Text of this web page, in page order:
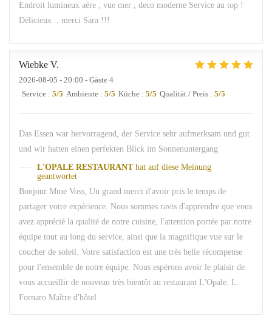
Endroit lumineux aére , vue mer , deco moderne Service au top !
Délicieux .. merci Sara !!!
Wiebke V
2026-08-05 - 20:00 - Gäste 4
Service : 5/5 Ambiente : 5/5 Küche : 5/5 Qualität / Preis : 5/5
Das Essen war hervorragend, der Service sehr aufmerksam und gut
und wir hatten einen perfekten Blick im Sonnenuntergang
L'OPALE RESTAURANT hat auf diese Meinung
geantwortet
Bonjour Mme Voss, Un grand merci d'avoir pris le temps de
partager votre expérience. Nous sommes ravis d'apprendre que vous
avez apprécié la qualité de notre cuisine, l'attention portée par notre
équipe tout au long du service, ainsi que la magnifique vue sur le
coucher de soleil. Votre satisfaction est une très belle récompense
pour l'ensemble de notre équipe. Nous espérons avoir le plaisir de
vous accueillir de nouveau très bientôt au restaurant L'Opale. L.
Fornaro Maître d'hôtel